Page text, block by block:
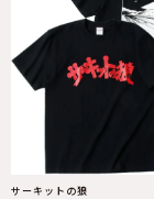
サーキットの狼